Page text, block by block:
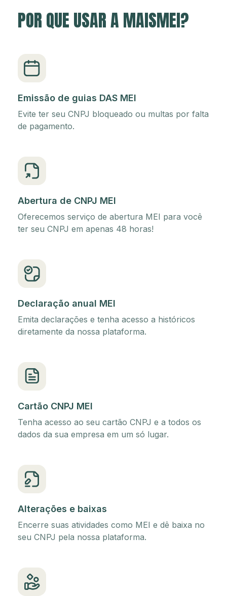
POR QUE USAR A MAISMEI?
Emissão de guias DAS MEI
Evite ter seu CNPJ bloqueado ou multas por falta
de pagamento.
Abertura de CNPJ MEI
Oferecemos serviço de abertura MEI para você
ter seu CNPJ em apenas 48 horas!
Declaração anual MEI
Emita declarações e tenha acesso a históricos
diretamente da nossa plataforma.
Cartão CNPJ MEI
Tenha acesso ao seu cartão CNPJ e a todos os
dados da sua empresa em um só lugar.
Alterações e baixas
Encerre suas atividades como MEI e dê baixa no
seu CNPJ pela nossa plataforma.